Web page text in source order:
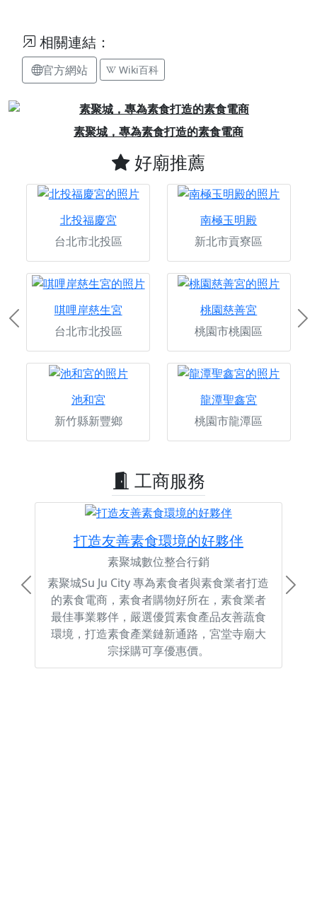
相關連結：
官方網站 Wiki百科
素聚城，專為素食打造的素食電商
Previous
好廟推薦
北投福慶宮
台北市北投區
南極玉明殿
新北市貢寮區
唭哩岸慈生宮
台北市北投區
桃園慈善宮
桃園市桃園區
池和宮
新竹縣新豐鄉
龍潭聖鑫宮
桃園市龍潭區
Previous
工商服務
打造友善素食環境的好夥伴
素聚城數位整合行銷
素聚城Su Ju City 專為素食者與素食業者打造
的素食電商，素食者購物好所在，素食業者
最佳事業夥伴，嚴選優質素食產品友善蔬食
環境，打造素食產業鏈新通路，宮堂寺廟大
宗採購可享優惠價。
Previous Next